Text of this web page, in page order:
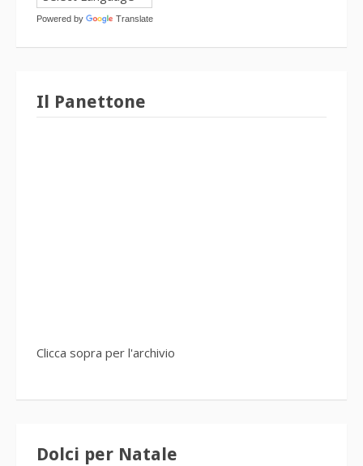
Powered by Translate
Il Panettone
Clicca sopra per l'archivio
Dolci per Natale